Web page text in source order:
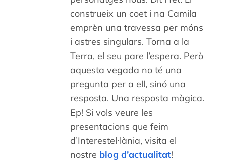
construeix un coet i na Camila
emprèn una travessa per móns
i astres singulars. Torna a la
Terra, el seu pare l’espera. Però
aquesta vegada no té una
pregunta per a ell, sinó una
resposta. Una resposta màgica.
Ep! Si vols veure les
presentacions que feim
d’Interestel·lània, visita el
nostre blog d’actualitat!